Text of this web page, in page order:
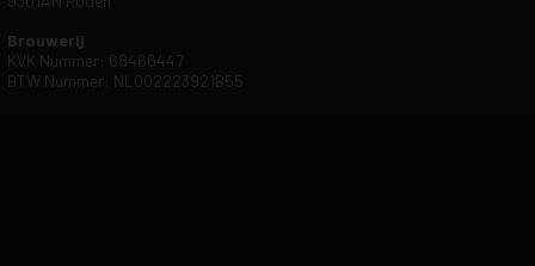
Brouwerij
KVK Nummer: 68466447
BTW Nummer: NL002223921B55